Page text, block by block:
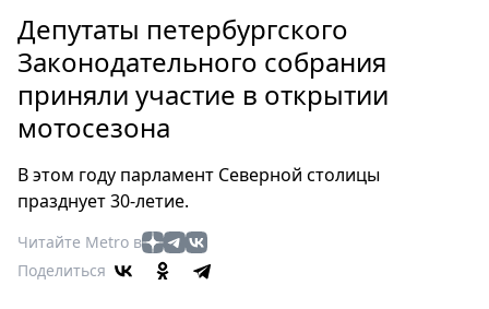
Россия
Мир
Здоровье
Еда
Мода
Театр
Кино
Афиша
Депутаты петербургского
Законодательного собрания
приняли участие в открытии
мотосезона
В этом году парламент Северной столицы
празднует 30-летие.
Читайте Metro в
Поделиться